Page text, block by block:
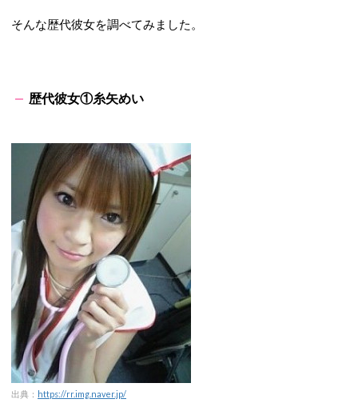
そんな歴代彼女を調べてみました。
歴代彼女①糸矢めい
出典： https://rr.img.naver.jp/